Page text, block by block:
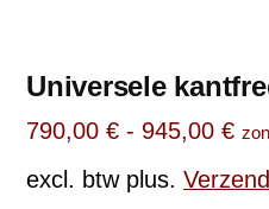
Universele
790,00 € - 945,00 €
excl. btw plus.